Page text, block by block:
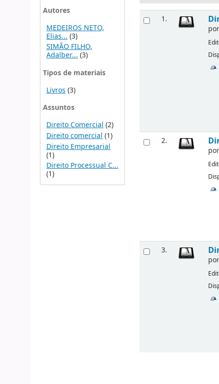
Autores
MEDEIROS NETO,
Elias... (3)
SIMÃO FILHO,
Adalber...(3)
Tipos de materiais
Livros (3)
Assuntos
Direito Comercial (2)
Direito comercial (1)
Direito Empresarial
(1)
Direito Processual C...
(1)
1.
por
2.
por
3.
por